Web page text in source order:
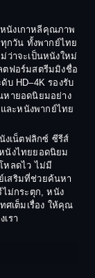
1987
1985
1983
1981
1978
1973
1971
1969
1964
นังเกาหลีคุณภาพ
กวัน ทั้งพากย์ไทย
ว่าจะเป็นหนังใหม่
ตฟอร์มสตรีมมิงชื่อ
บ HD–4K รองรับ
หายอดนิยมอย่าง
ละหนังพากย์ไทย
งเน็ตฟลิกซ์ ซีรีส์
นังไทยยอดนิยม
หลดไว ไม่มี
สริมที่ช่วยค้นหา
ม่กระตุก, หนัง
ศเต็มเรื่อง ให้คุณ
รา